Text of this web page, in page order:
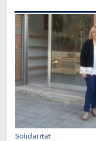
Solidaritat